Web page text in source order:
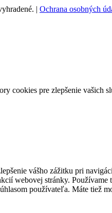
| Ochrana osobných
cookies pre zlepšenie vašich
vášho zážitku pri
webovej stránky.
používateľa. Máte tiež